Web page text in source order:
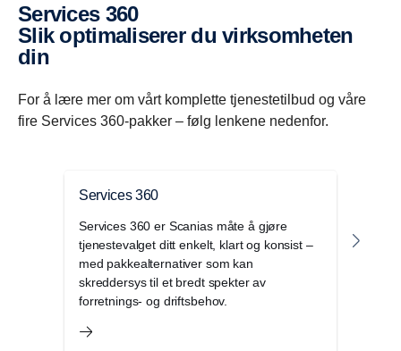
Services 360
Slik optimaliserer du virksomheten
din
For å lære mer om vårt komplette tjenestetilbud og våre
fire Services 360-pakker – følg lenkene nedenfor.
Services 360
Services 360 er Scanias måte å gjøre
tjenestevalget ditt enkelt, klart og konsist –
med pakkealternativer som kan
skreddersys til et bredt spekter av
forretnings- og driftsbehov.